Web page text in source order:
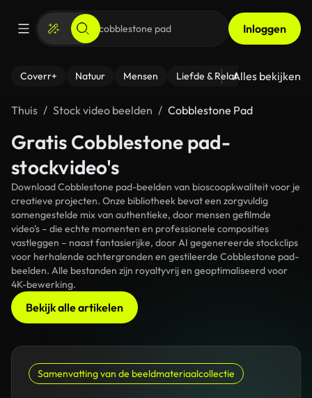
Inloggen
Coverr+ Natuur Mensen Liefde & Relaties - Fitness
Alles bekijken
Thuis Stock video beelden Cobblestone Pad
Gratis Cobblestone pad-
stockvideo's
Download Cobblestone pad-beelden van bioscoopkwaliteit voor je
creatieve projecten. Onze bibliotheek bevat een zorgvuldig
samengestelde mix van authentieke, door mensen gefilmde
video's – die echte momenten en professionele composities
vastleggen – naast fantasierijke, door AI gegenereerde stockclips
voor herhalende achtergronden en gestileerde Cobblestone pad-
beelden. Alle bestanden zijn royaltyvrij en geoptimaliseerd voor
4K-bewerking.
Bekijk alle artikelen
Samenvatting van de beeldmateriaalcollectie